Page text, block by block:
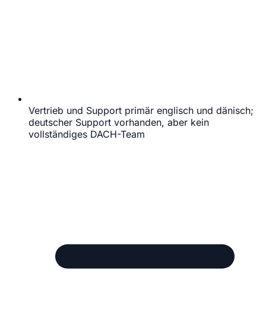
Vertrieb und Support primär englisch und dänisch;
deutscher Support vorhanden, aber kein
vollständiges DACH-Team